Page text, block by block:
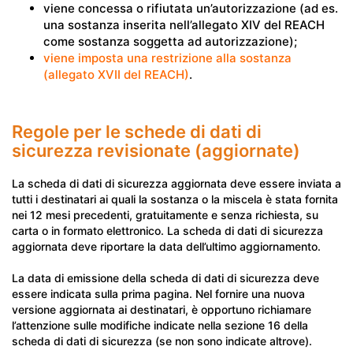
viene concessa o rifiutata un’autorizzazione (ad es.
una sostanza inserita nell’allegato XIV del REACH
come sostanza soggetta ad autorizzazione);
viene imposta una restrizione alla sostanza
(allegato XVII del REACH).
Regole per le schede di dati di
sicurezza revisionate (aggiornate)
La scheda di dati di sicurezza aggiornata deve essere inviata a
tutti i destinatari ai quali la sostanza o la miscela è stata fornita
nei 12 mesi precedenti, gratuitamente e senza richiesta, su
carta o in formato elettronico. La scheda di dati di sicurezza
aggiornata deve riportare la data dell’ultimo aggiornamento.
La data di emissione della scheda di dati di sicurezza deve
essere indicata sulla prima pagina. Nel fornire una nuova
versione aggiornata ai destinatari, è opportuno richiamare
l’attenzione sulle modifiche indicate nella sezione 16 della
scheda di dati di sicurezza (se non sono indicate altrove).